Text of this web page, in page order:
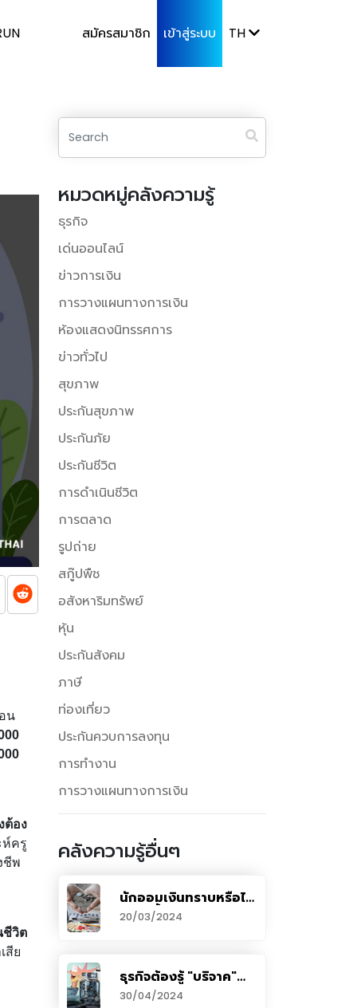
สมัครสมาชิก เข้าสู่ระบบ TH
น
ต้อง
ห์ครู
ชีพ
ชีวิต
สีย
หมวดหมู่คลังความรู้
ธุรกิจ
เด่นออนไลน์
ข่าวการเงิน
การวางแผนทางการเงิน
ห้องแสดงนิทรรศการ
ข่าวทั่วไป
สุขภาพ
ประกันสุขภาพ
ประกันภัย
ประกันชีวิต
การดำเนินชีวิต
การตลาด
รูปถ่าย
สกู๊ปพืช
อสังหาริมทรัพย์
หุ้น
ประกันสังคม
ภาษี
ท่องเที่ยว
ประกันควบการลงทุน
การทำงาน
การวางแผนทางการเงิน
คลังความรู้อื่นๆ
นักออมเงินทราบหรือไม่
ดอกเบี้ยเงินฝากต้อง
เสียภาษี?
20/03/2024
ธุรกิจต้องรู้ "บริจาค"
แบบไหนประหยัดภาษี
30/04/2024